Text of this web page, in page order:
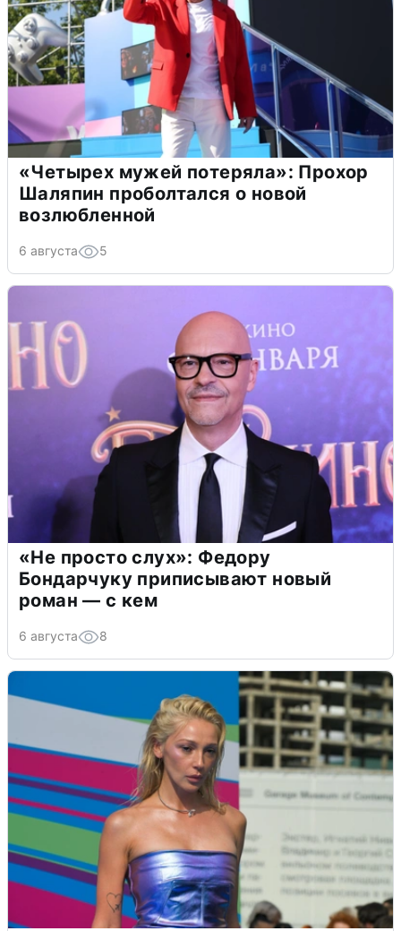
«Четырех мужей потеряла»: Прохор
Шаляпин проболтался о новой
возлюбленной
6 августа 5
«Не просто слух»: Федору
Бондарчуку приписывают новый
роман — с кем
6 августа 8